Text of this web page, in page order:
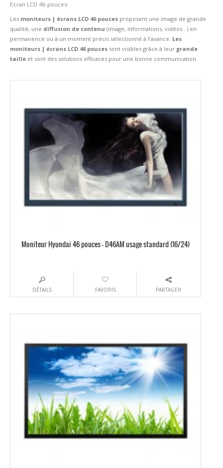
Ecran LCD 46 pouces
Les moniteurs | écrans LCD 46 pouces proposent une image de grande
qualité, une diffusion de contenu (image, informations, vidéos…) en
permanence ou à un moment précis sélectionné à l’avance. Les
moniteurs | écrans LCD 46 pouces sont visibles grâce à leur grande
taille et sont des solutions efficaces pour une bonne communication.
Moniteur Hyundai 46 pouces – D46AM usage standard (16/24)
DÉTAILS FAVORIS PARTAGER